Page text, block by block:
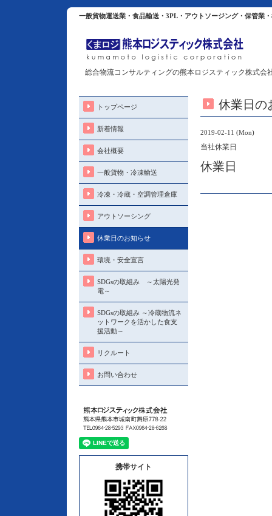
一般貨物運送業・食品輸送・3PL・アウトソージング・保管業
総合物流コンサルティングの熊本ロジスティック株式会
休業日の
2019-02-11 (Mon)
当社休業日
休業日
トップページ
新着情報
会社概要
一般貨物・冷凍輸送
冷凍・冷蔵・空調管理倉庫
アウトソーシング
休業日のお知らせ
環境・安全宣言
SDGsの取組み ～太陽光発
電～
SDGsの取組み ～冷蔵物流ネ
ットワークを活かした食支
援活動～
リクルート
お問い合わせ
携帯サイト